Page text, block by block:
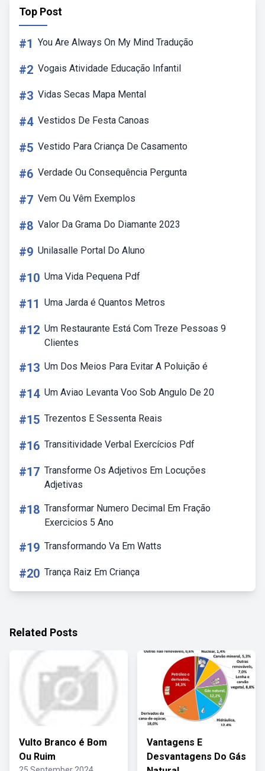
Top Post
#1 You Are Always On My Mind Tradução
#2 Vogais Atividade Educação Infantil
#3 Vidas Secas Mapa Mental
#4 Vestidos De Festa Canoas
#5 Vestido Para Criança De Casamento
#6 Verdade Ou Consequência Pergunta
#7 Vem Ou Vêm Exemplos
#8 Valor Da Grama Do Diamante 2023
#9 Unilasalle Portal Do Aluno
#10 Uma Vida Pequena Pdf
#11 Uma Jarda é Quantos Metros
#12 Um Restaurante Está Com Treze Pessoas 9
Clientes
#13 Um Dos Meios Para Evitar A Poluição é
#14 Um Aviao Levanta Voo Sob Angulo De 20
#15 Trezentos E Sessenta Reais
#16 Transitividade Verbal Exercícios Pdf
#17 Transforme Os Adjetivos Em Locuções
Adjetivas
#18 Transformar Numero Decimal Em Fração
Exercicios 5 Ano
#19 Transformando Va Em Watts
#20 Trança Raiz Em Criança
Related Posts
Vulto Branco é Bom
Ou Ruim
Vantagens E
Desvantagens Do Gás